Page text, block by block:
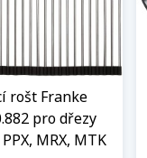
rošt Franke
pro dřezy
MRX, MTK